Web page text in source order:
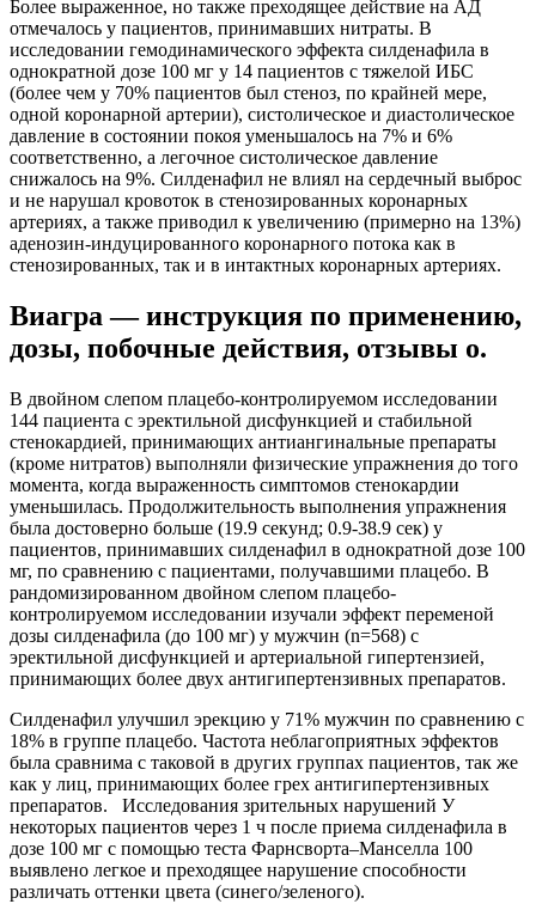
Более выраженное, но также преходящее действие на АД
отмечалось у пациентов, принимавших нитраты. В
исследовании гемодинамического эффекта силденафила в
однократной дозе 100 мг у 14 пациентов с тяжелой ИБС
(более чем у 70% пациентов был стеноз, по крайней мере,
одной коронарной артерии), систолическое и диастолическое
давление в состоянии покоя уменьшалось на 7% и 6%
соответственно, а легочное систолическое давление
снижалось на 9%. Силденафил не влиял на сердечный выброс
и не нарушал кровоток в стенозированных коронарных
артериях, а также приводил к увеличению (примерно на 13%)
аденозин-индуцированного коронарного потока как в
стенозированных, так и в интактных коронарных артериях.
Виагра — инструкция по применению,
дозы, побочные действия, отзывы о.
В двойном слепом плацебо-контролируемом исследовании
144 пациента с эректильной дисфункцией и стабильной
стенокардией, принимающих антиангинальные препараты
(кроме нитратов) выполняли физические упражнения до того
момента, когда выраженность симптомов стенокардии
уменьшилась. Продолжительность выполнения упражнения
была достоверно больше (19.9 секунд; 0.9-38.9 сек) у
пациентов, принимавших силденафил в однократной дозе 100
мг, по сравнению с пациентами, получавшими плацебо. В
рандомизированном двойном слепом плацебо-
контролируемом исследовании изучали эффект переменой
дозы силденафила (до 100 мг) у мужчин (n=568) с
эректильной дисфункцией и артериальной гипертензией,
принимающих более двух антигипертензивных препаратов.
Силденафил улучшил эрекцию у 71% мужчин по сравнению с
18% в группе плацебо. Частота неблагоприятных эффектов
была сравнима с таковой в других группах пациентов, так же
как у лиц, принимающих более грех антигипертензивных
препаратов. Исследования зрительных нарушений У
некоторых пациентов через 1 ч после приема силденафила в
дозе 100 мг с помощью теста Фарнсворта–Манселла 100
выявлено легкое и преходящее нарушение способности
различать оттенки цвета (синего/зеленого).